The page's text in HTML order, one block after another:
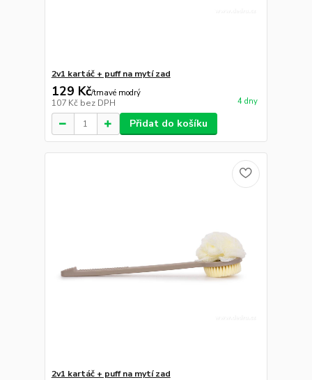
2v1 kartáč + puff na mytí zad
129 Kč/tmavé modrý
107 Kč bez DPH 4 dny
Přidat do košíku
2v1 kartáč + puff na mytí zad